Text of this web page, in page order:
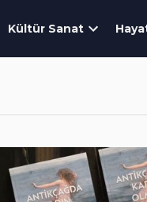
Kültür Sanat